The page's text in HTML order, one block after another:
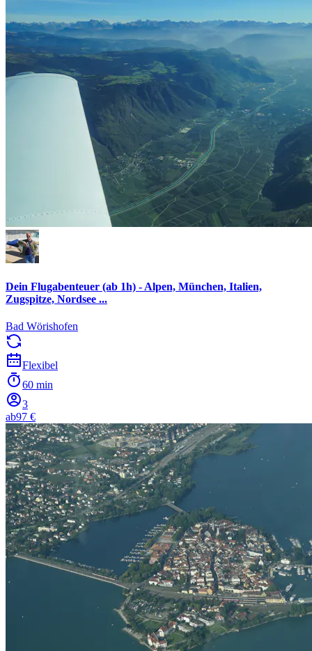
Dein Flugabenteuer (ab 1h) - Alpen, München, Italien,
Zugspitze, Nordsee ...
Bad Wörishofen
Flexibel
60 min
3
ab97 €